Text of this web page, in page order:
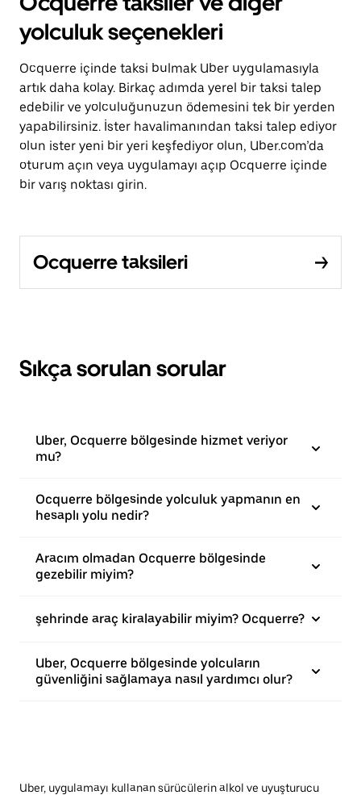
yolculuk seçenekleri
Ocquerre içinde taksi bulmak Uber uygulamasıyla
artık daha kolay. Birkaç adımda yerel bir taksi talep
edebilir ve yolculuğunuzun ödemesini tek bir yerden
yapabilirsiniz. İster havalimanından taksi talep ediyor
olun ister yeni bir yeri keşfediyor olun, Uber.com’da
oturum açın veya uygulamayı açıp Ocquerre içinde
bir varış noktası girin.
Ocquerre taksileri
Sıkça sorulan sorular
Uber, Ocquerre bölgesinde hizmet veriyor
mu?
Ocquerre bölgesinde yolculuk yapmanın en
hesaplı yolu nedir?
Aracım olmadan Ocquerre bölgesinde
gezebilir miyim?
şehrinde araç kiralayabilir miyim? Ocquerre?
Uber, Ocquerre bölgesinde yolcuların
güvenliğini sağlamaya nasıl yardımcı olur?
Uber, uygulamayı kullanan sürücülerin alkol ve uyuşturucu